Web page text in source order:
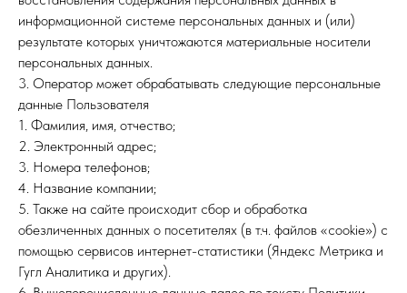
информационной системе персональных данных и (или)
результате которых уничтожаются материальные носители
персональных данных.
3. Оператор может обрабатывать следующие персональные
данные Пользователя
1. Фамилия, имя, отчество;
2. Электронный адрес;
3. Номера телефонов;
4. Название компании;
5. Также на сайте происходит сбор и обработка
обезличенных данных о посетителях (в т.ч. файлов «cookie») с
помощью сервисов интернет-статистики (Яндекс Метрика и
Гугл Аналитика и других).